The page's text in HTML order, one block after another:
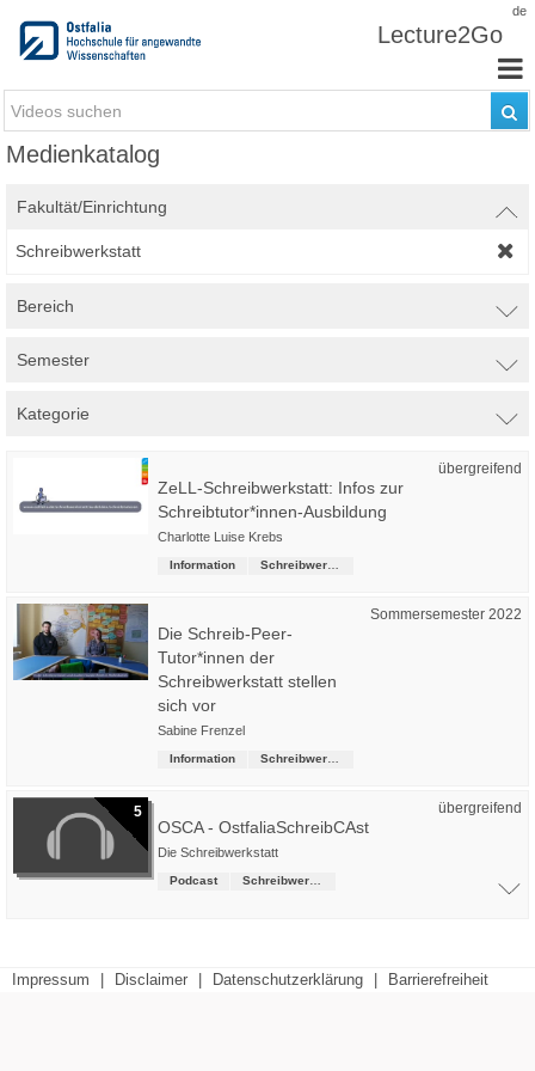
de
Lecture2Go
Medienkatalog
Fakultät/Einrichtung
Schreibwerkstatt
Bereich
Semester
Kategorie
übergreifend
ZeLL-Schreibwerkstatt: Infos zur
Schreibtutor*innen-Ausbildung
Charlotte Luise Krebs
Information
Sommersemester 2022
Die Schreib-Peer-
Tutor*innen der
Schreibwerkstatt stellen
sich vor
Sabine Frenzel
Information
5 übergreifend
OSCA - OstfaliaSchreibCAst
Die Schreibwerkstatt
Podcast
Impressum Disclaimer Datenschutzerklärung Barrierefreiheit